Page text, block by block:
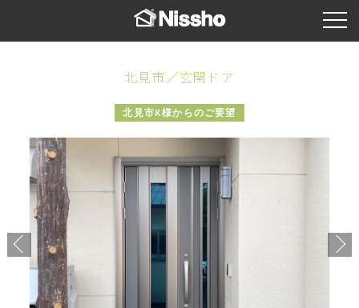
北見市／玄関ドア
北見市K様からのご要望